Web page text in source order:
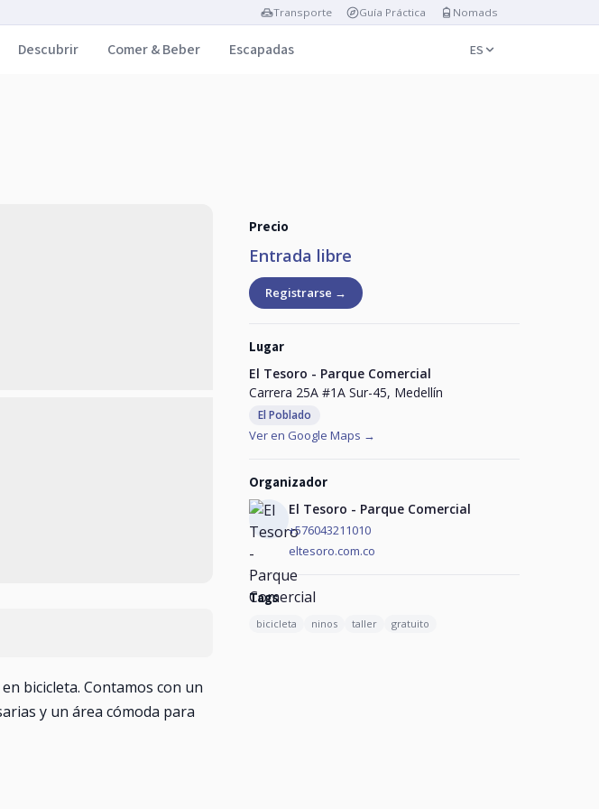
Transporte Guía Práctica Nomads
Descubrir Comer & Beber Escapadas ES
bicicleta. Contamos con un
y un área cómoda para
Precio
Entrada libre
Registrarse →
Lugar
El Tesoro - Parque Comercial
Carrera 25A #1A Sur-45, Medellín
El Poblado
Ver en Google Maps →
Organizador
El Tesoro - Parque Comercial
+576043211010
eltesoro.com.co
Tags
bicicleta ninos taller gratuito